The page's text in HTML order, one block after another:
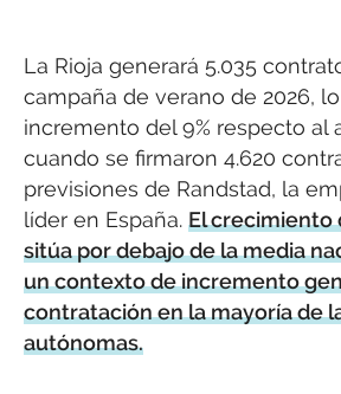
La Rioja generará 5.035
campaña de verano de 2026,
incremento del 9% respecto al
cuando se firmaron 4.620
previsiones de Randstad, la
líder en España. El crecimiento
sitúa por debajo de la media
un contexto de incremento
contratación en la mayoría de
autónomas.